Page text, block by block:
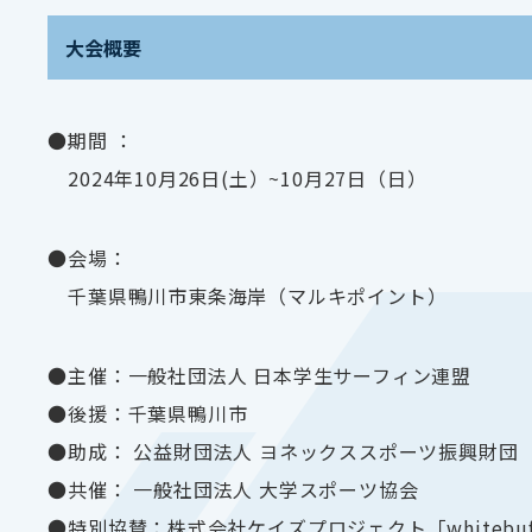
大会概要
●期間 ：
2024年10月26日(土）~10月27日（日）
●会場：
千葉県鴨川市東条海岸（マルキポイント）
●主催：一般社団法人 日本学生サーフィン連盟
●後援：千葉県鴨川市
●助成： 公益財団法人 ヨネックススポーツ振興財団
●共催： 一般社団法人 大学スポーツ協会